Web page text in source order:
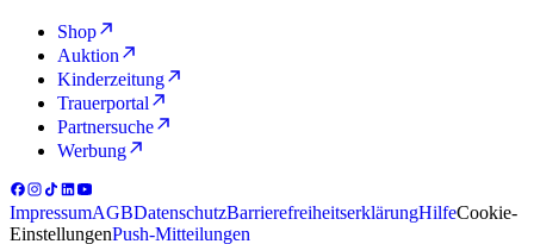
Shop
Auktion
Kinderzeitung
Trauerportal
Partnersuche
Werbung
ImpressumAGBDatenschutzBarrierefreiheitserklärungHilfeCookie-
EinstellungenPush-Mitteilungen